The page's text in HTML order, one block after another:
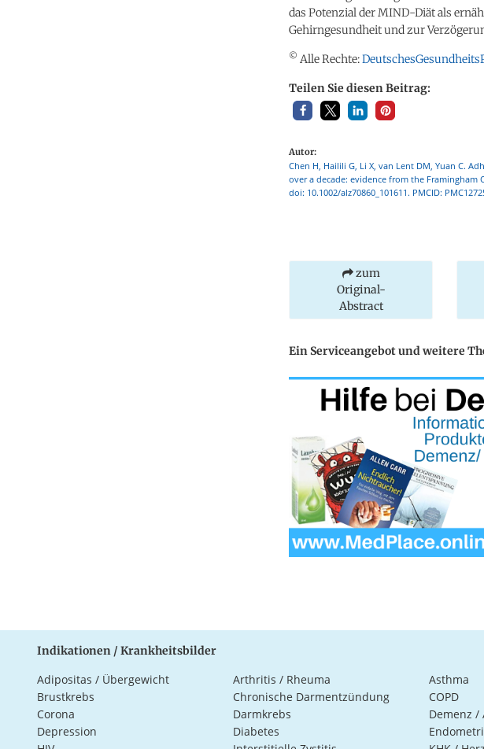
das Potenzial der MIND-Diät als
Gehirngesundheit und zur
© Alle Rechte:
Teilen Sie diesen Beitrag:
Autor:
Chen H, Hailili G, Li X, van Lent DM, Yuan C.
over a decade: evidence from the Framingham
doi: 10.1002/alz70860_101611. PMCID:
zum
Original-
Abstract
Ein Serviceangebot und weitere
Indikationen / Krankheitsbilder
Adipositas / Übergewicht Arthritis / Rheuma
Asthma
Brustkrebs
Chronische Darmentzündung
COPD
Corona
Darmkrebs
Demenz /
Depression
Diabetes